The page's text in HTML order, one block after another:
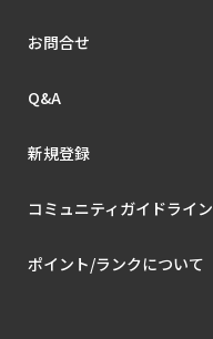
お問合せ
Q&A
新規登録
コミュニティガイドライン
ポイント/ランクについて